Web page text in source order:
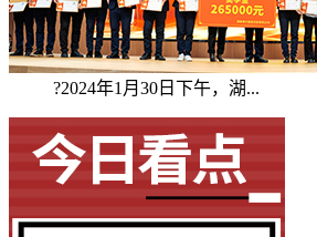
?2024年1月30日下午，湖...